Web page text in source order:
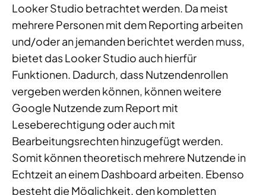
Looker Studio betrachtet werden. Da meist
mehrere Personen mit dem Reporting arbeiten
und/oder an jemanden berichtet werden muss,
bietet das Looker Studio auch hierfür
Funktionen. Dadurch, dass Nutzendenrollen
vergeben werden können, können weitere
Google Nutzende zum Report mit
Leseberechtigung oder auch mit
Bearbeitungsrechten hinzugefügt werden.
Somit können theoretisch mehrere Nutzende in
Echtzeit an einem Dashboard arbeiten. Ebenso
besteht die Möglichkeit, den kompletten